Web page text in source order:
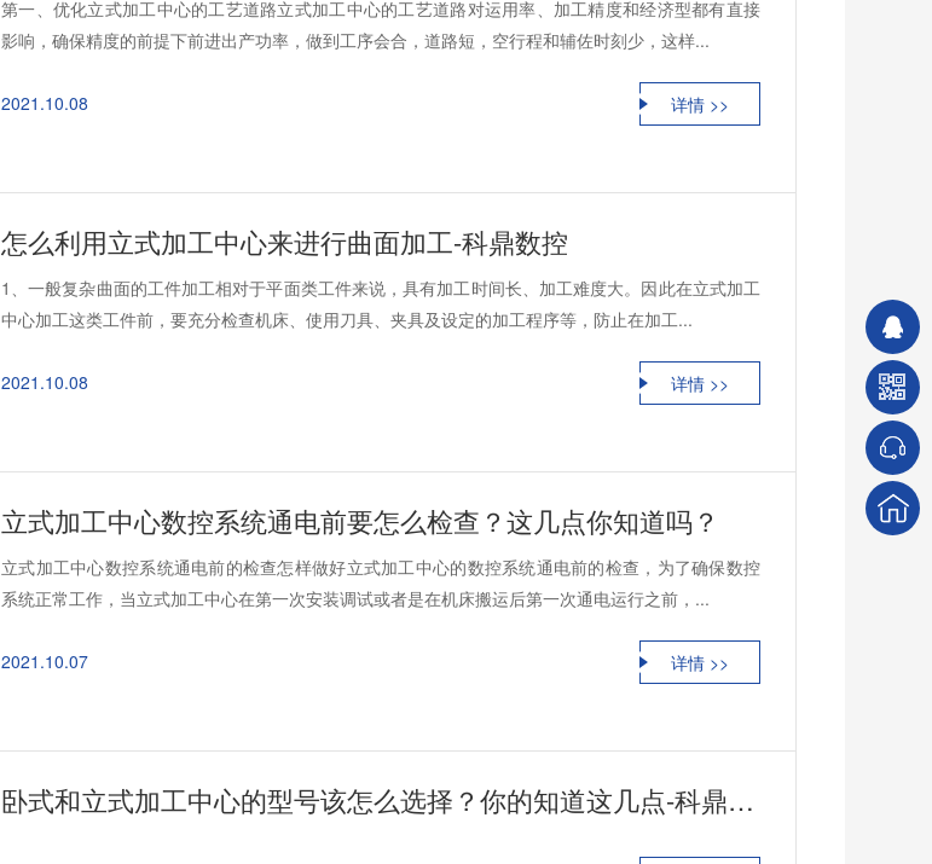
第一、优化立式加工中心的工艺道路立式加工中心的工艺道路对运用率、加工精度和经济型都有直接
影响，确保精度的前提下前进出产功率，做到工序会合，道路短，空行程和辅佐时刻少，这样...
2021.10.08 详情 >>
怎么利用立式加工中心来进行曲面加工-科鼎数控
1、一般复杂曲面的工件加工相对于平面类工件来说，具有加工时间长、加工难度大。因此在立式加工
中心加工这类工件前，要充分检查机床、使用刀具、夹具及设定的加工程序等，防止在加工...
2021.10.08 详情 >>
立式加工中心数控系统通电前要怎么检查？这几点你知道吗？
立式加工中心数控系统通电前的检查怎样做好立式加工中心的数控系统通电前的检查，为了确保数控
系统正常工作，当立式加工中心在第一次安装调试或者是在机床搬运后第一次通电运行之前，...
2021.10.07 详情 >>
卧式和立式加工中心的型号该怎么选择？你的知道这几点-科鼎数控